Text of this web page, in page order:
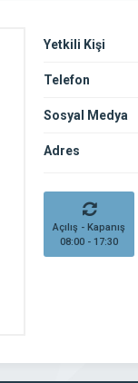
Yetkili Kişi
Telefon
Sosyal Medya
Adres
Açılış - Kapanış
08:00 - 17:30